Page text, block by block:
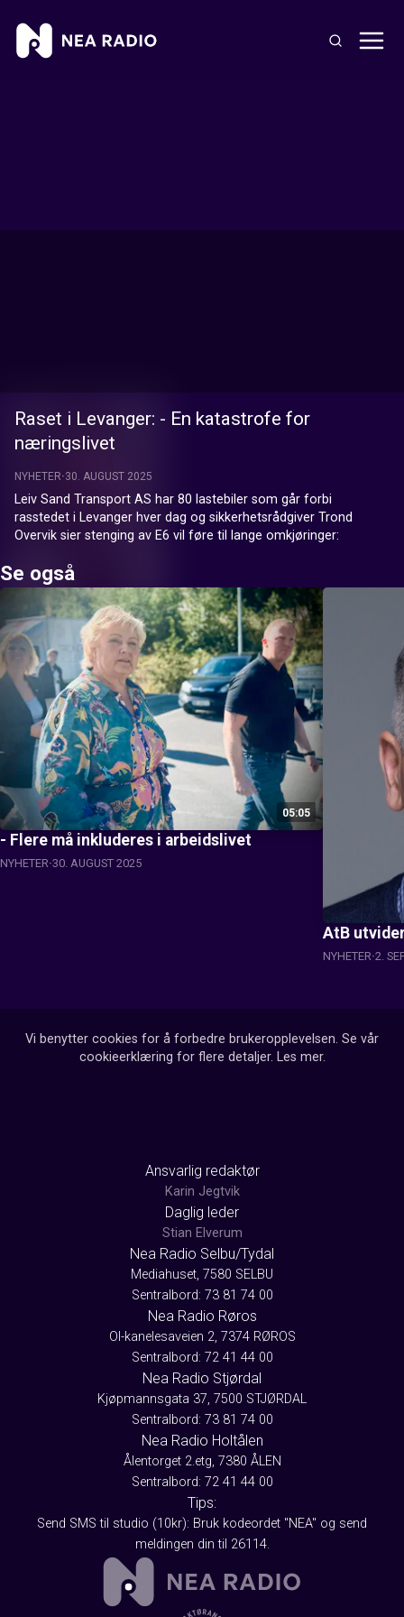
Raset i Levanger: - En katastrofe for
næringslivet
NYHETER 30. AUGUST 2025
Leiv Sand Transport AS har 80 lastebiler som går forbi
rasstedet i Levanger hver dag og sikkerhetsrådgiver Trond
Overvik sier stenging av E6 vil føre til lange omkjøringer:
Se også
05:05
- Flere må inkluderes i arbeidslivet
NYHETER 30. AUGUST 2025
AtB
NYHETER 2.
Vi benytter cookies for å forbedre brukeropplevelsen. Se vår
cookieerklæring for flere detaljer. Les mer.
Ansvarlig redaktør
Karin Jegtvik
Daglig leder
Stian Elverum
Nea Radio Selbu/Tydal
Mediahuset, 7580 SELBU
Sentralbord: 73 81 74 00
Nea Radio Røros
Ol-kanelesaveien 2, 7374 RØROS
Sentralbord: 72 41 44 00
Nea Radio Stjørdal
Kjøpmannsgata 37, 7500 STJØRDAL
Sentralbord: 73 81 74 00
Nea Radio Holtålen
Ålentorget 2.etg, 7380 ÅLEN
Sentralbord: 72 41 44 00
Tips:
Send SMS til studio (10kr): Bruk kodeordet "NEA" og send
meldingen din til 26114.